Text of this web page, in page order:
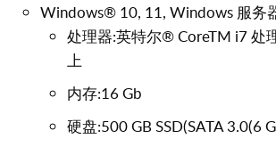
Windows® 10, 11, Windows 服务
处理器:英特尔® CoreTM i7 处
上
内存:16 Gb
硬盘:500 GB SSD(SATA 3.0(6